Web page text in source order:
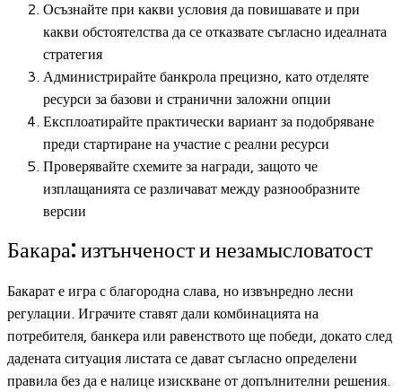
Осъзнайте при какви условия да повишавате и при
какви обстоятелства да се отказвате съгласно идеалната
стратегия
Администрирайте банкрола прецизно, като отделяте
ресурси за базови и странични заложни опции
Експлоатирайте практически вариант за подобряване
преди стартиране на участие с реални ресурси
Проверявайте схемите за награди, защото че
изплащанията се различават между разнообразните
версии
Бакара: изтънченост и незамысловатост
Бакарат е игра с благородна слава, но извънредно лесни
регулации. Играчите ставят дали комбинацията на
потребителя, банкера или равенството ще победи, докато след
дадената ситуация листата се дават съгласно определени
правила без да е налице изискване от допълнителни решения.